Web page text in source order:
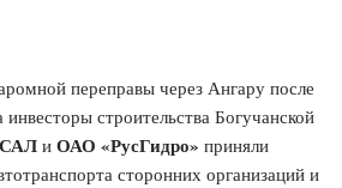
переправы через Ангару после
инвесторы строительства Богучанской
и ОАО «РусГидро» приняли
сторонних организаций и